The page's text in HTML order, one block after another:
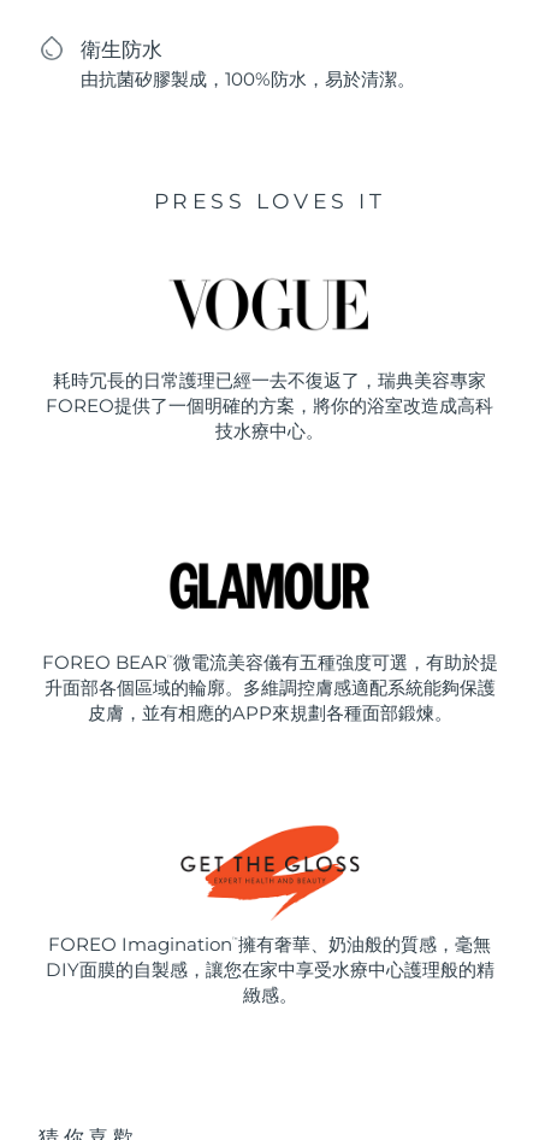
衛生防水
由抗菌矽膠製成，100%防水，易於清潔。
PRESS LOVES IT
耗時冗長的日常護理已經一去不復返了，瑞典美容專家
FOREO提供了一個明確的方案，將你的浴室改造成高科
技水療中心。
FOREO BEAR ™ 微電流美容儀有五種強度可選，有助於提
升面部各個區域的輪廓。多維調控膚感適配系統能夠保護
皮膚，並有相應的APP來規劃各種面部鍛煉。
FOREO Imagination ™ 擁有奢華、奶油般的質感，毫無
DIY面膜的自製感，讓您在家中享受水療中心護理般的精
緻感。